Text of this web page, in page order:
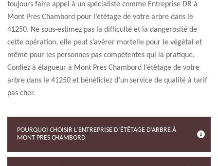
toujours faire appel à un spécialiste comme Entreprise DR à
Mont Pres Chambord pour l’étêtage de votre arbre dans le
41250. Ne sous-estimez pas la difficulté et la dangerosité de
cette opération, elle peut s’avérer mortelle pour le végétal et
même pour les personnes pas compétentes qui la pratique.
Confiez à élagueur à Mont Pres Chambord l’étêtage de votre
arbre dans le 41250 et bénéficiez d’un service de qualité à tarif
pas cher.
POURQUOI CHOISIR L’ENTREPRISE D’ÉTÊTAGE D’ARBRE À
MONT PRES CHAMBORD